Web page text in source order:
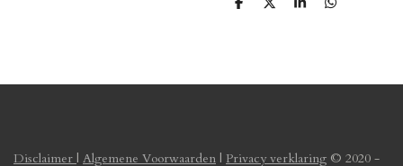
D
D
S
D
Disclaimer | Algemene Voorwaarden | Privacy verklaring © 2020 -